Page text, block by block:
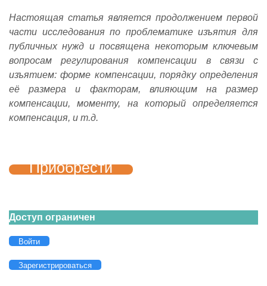
Настоящая статья является продолжением первой
части исследования по проблематике изъятия для
публичных нужд и посвящена некоторым ключевым
вопросам регулирования компенсации в связи с
изъятием: форме компенсации, порядку определения
её размера и факторам, влияющим на размер
компенсации, моменту, на который определяется
компенсация, и т.д.
Приобрести
Доступ ограничен
Войти
Зарегистрироваться